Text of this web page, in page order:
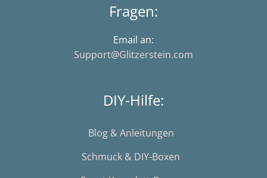
Fragen:
Email an:
Support@Glitzerstein.com
DIY-Hilfe:
Blog & Anleitungen
Schmuck & DIY-Boxen